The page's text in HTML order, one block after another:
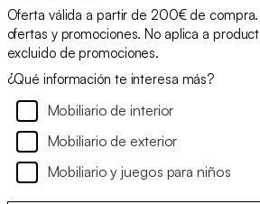
Oferta válida a partir de 200€ de
ofertas y promociones. No aplica a
excluido de promociones.
¿Qué información te interesa más?
Mobiliario de interior
Mobiliario de exterior
Mobiliario y juegos para niños